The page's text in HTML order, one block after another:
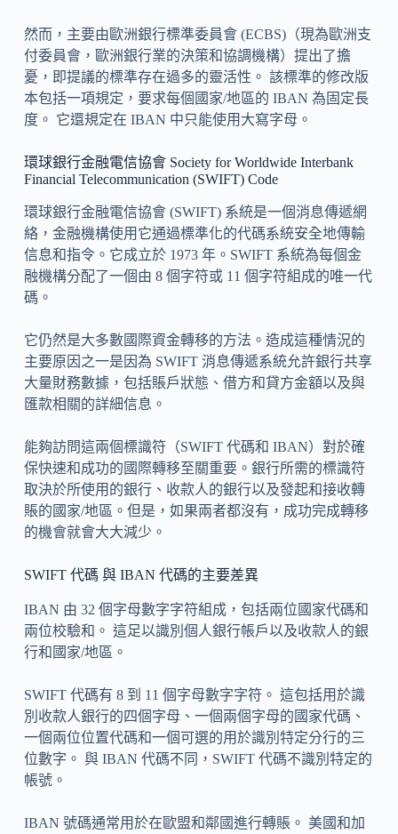
然而，主要由歐洲銀行標準委員會 (ECBS)（現為歐洲支
付委員會，歐洲銀行業的決策和協調機構）提出了擔
憂，即提議的標準存在過多的靈活性。 該標準的修改版
本包括一項規定，要求每個國家/地區的 IBAN 為固定長
度。 它還規定在 IBAN 中只能使用大寫字母。
環球銀行金融電信協會 Society for Worldwide Interbank
Financial Telecommunication (SWIFT) Code
環球銀行金融電信協會 (SWIFT) 系統是一個消息傳遞網
絡，金融機構使用它通過標準化的代碼系統安全地傳輸
信息和指令。它成立於 1973 年。SWIFT 系統為每個金
融機構分配了一個由 8 個字符或 11 個字符組成的唯一代
碼。
它仍然是大多數國際資金轉移的方法。造成這種情況的
主要原因之一是因為 SWIFT 消息傳遞系統允許銀行共享
大量財務數據，包括賬戶狀態、借方和貸方金額以及與
匯款相關的詳細信息。
能夠訪問這兩個標識符（SWIFT 代碼和 IBAN）對於確
保快速和成功的國際轉移至關重要。銀行所需的標識符
取決於所使用的銀行、收款人的銀行以及發起和接收轉
賬的國家/地區。但是，如果兩者都沒有，成功完成轉移
的機會就會大大減少。
SWIFT 代碼 與 IBAN 代碼的主要差異
IBAN 由 32 個字母數字字符組成，包括兩位國家代碼和
兩位校驗和。 這足以識別個人銀行帳戶以及收款人的銀
行和國家/地區。
SWIFT 代碼有 8 到 11 個字母數字字符。 這包括用於識
別收款人銀行的四個字母、一個兩個字母的國家代碼、
一個兩位位置代碼和一個可選的用於識別特定分行的三
位數字。 與 IBAN 代碼不同，SWIFT 代碼不識別特定的
帳號。
IBAN 號碼通常用於在歐盟和鄰國進行轉賬。 美國和加